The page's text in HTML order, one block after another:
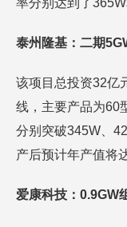
率分别达到了365W
泰州隆基：二期
该项目总投资32亿
线，主要产品为60
分别突破345W、
产后预计年产值将
爱康科技：0.9GW